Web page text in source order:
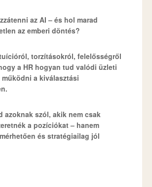
az AI – és hol marad
az emberi döntés?
torzításokról, felelősségről
a HR hogyan tud valódi üzleti
a kiválasztási
azoknak szól, akik nem csak
a pozíciókat – hanem
és stratégiailag jól